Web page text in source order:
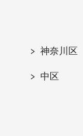
神奈川区
中区